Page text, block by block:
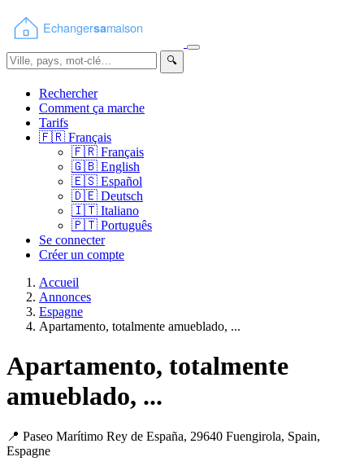
🔍
Rechercher
Comment ça marche
Tarifs
🇫🇷 Français
🇫🇷 Français
🇬🇧 English
🇪🇸 Español
🇩🇪 Deutsch
🇮🇹 Italiano
🇵🇹 Português
Se connecter
Créer un compte
Accueil
Annonces
Espagne
Apartamento, totalmente amueblado, ...
Apartamento, totalmente
amueblado, ...
📍 Paseo Marítimo Rey de España, 29640 Fuengirola, Spain,
Espagne